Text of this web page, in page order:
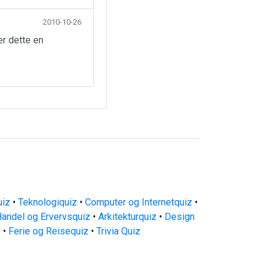
2010-10-26
dette en
• Teknologiquiz • Computer og Internetquiz •
og Ervervsquiz • Arkitekturquiz • Design
• Ferie og Reisequiz • Trivia Quiz